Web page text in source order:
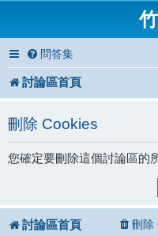
問答集
討論區首頁
刪除 Cookies
您確定要刪除這個討論區的
討論區首頁 刪除